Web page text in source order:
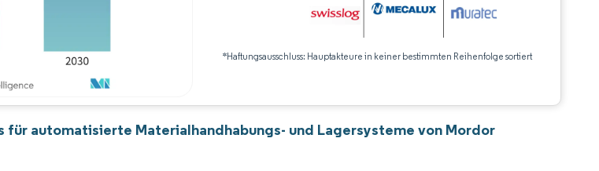
*Haftungsausschluss: Hauptakteure in keiner bestimmten Reihenfolge sortiert
für automatisierte Materialhandhabungs- und Lagersysteme von Mordor